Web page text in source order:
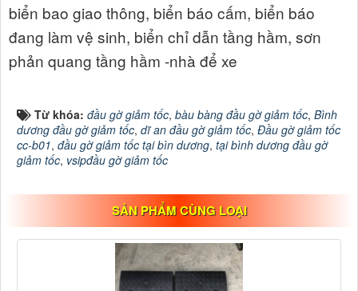
biển bao giao thông, biển báo cấm, biển báo
đang làm vệ sinh, biển chỉ dẫn tầng hầm, sơn
phản quang tầng hầm -nhà để xe
Từ khóa: đầu gờ giảm tốc, bàu bàng đầu gờ giảm tốc, Bình
dương đầu gờ giảm tốc, dĩ an đầu gờ giảm tốc, Đầu gờ giảm tốc
cc-b01, đầu gờ giảm tốc tại bìn dương, tại bình dương đầu gờ
giảm tốc, vsipđầu gờ giảm tốc
SẢN PHẨM CÙNG LOẠI